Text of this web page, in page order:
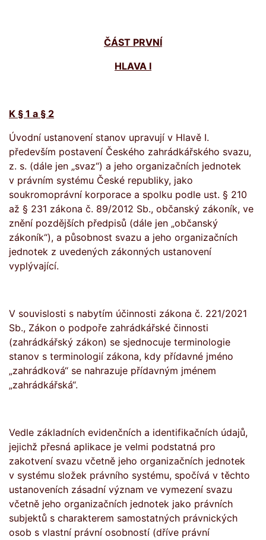
ČÁST PRVNÍ
HLAVA I
K § 1 a § 2
Úvodní ustanovení stanov upravují v Hlavě I.
především postavení Českého zahrádkářského svazu,
z. s. (dále jen „svaz“) a jeho organizačních jednotek
v právním systému České republiky, jako
soukromoprávní korporace a spolku podle ust. § 210
až § 231 zákona č. 89/2012 Sb., občanský zákoník, ve
znění pozdějších předpisů (dále jen „občanský
zákoník“), a působnost svazu a jeho organizačních
jednotek z uvedených zákonných ustanovení
vyplývající.
V souvislosti s nabytím účinnosti zákona č. 221/2021
Sb., Zákon o podpoře zahrádkářské činnosti
(zahrádkářský zákon) se sjednocuje terminologie
stanov s terminologií zákona, kdy přídavné jméno
„zahrádková“ se nahrazuje přídavným jménem
„zahrádkářská“.
Vedle základních evidenčních a identifikačních údajů,
jejichž přesná aplikace je velmi podstatná pro
zakotvení svazu včetně jeho organizačních jednotek
v systému složek právního systému, spočívá v těchto
ustanoveních zásadní význam ve vymezení svazu
včetně jeho organizačních jednotek jako právních
subjektů s charakterem samostatných právnických
osob s vlastní právní osobností (dříve právní